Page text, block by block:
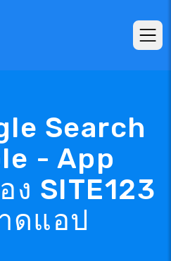
Search
- App
ง SITE123
ดแอป